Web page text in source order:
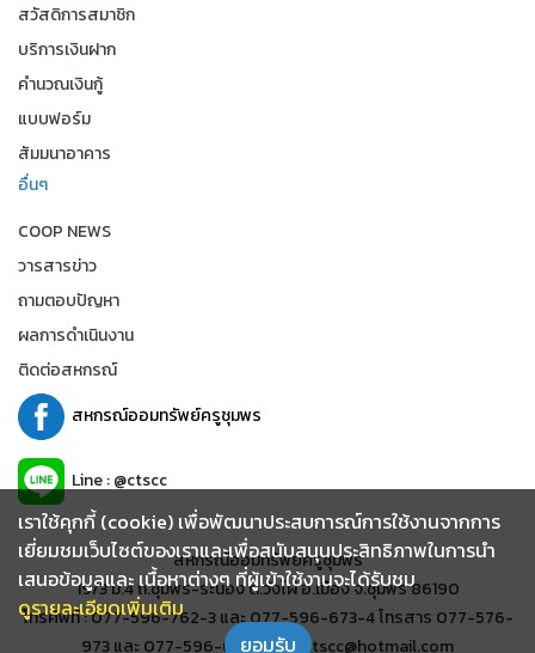
สวัสดิการสมาชิก
บริการเงินฝาก
คำนวณเงินกู้
แบบฟอร์ม
สัมมนาอาคาร
อื่นๆ
COOP NEWS
วารสารข่าว
ถามตอบปัญหา
ผลการดำเนินงาน
ติดต่อสหกรณ์
สหกรณ์ออมทรัพย์ครูชุมพร
Line : @ctscc
สหกรณ์ออมทรัพย์ครูชุมพร
19/3 ม.4 ถ.ชุมพร-ระนอง ต.วังไผ่ อ.เมือง จ.ชุมพร 86190
โทรศัพท์ : 077-596-762-3 และ 077-596-673-4 โทรสาร 077-576-
973 และ 077-596-678 อีเมล์ : ctscc@hotmail.com
เราใช้คุกกี้ (cookie) เพื่อพัฒนาประสบการณ์การใช้งานจากการ
เยี่ยมชมเว็บไซต์ของเราและเพื่อสนับสนุนประสิทธิภาพในการนำ
เสนอข้อมูลและ เนื้อหาต่างๆ ที่ผู้เข้าใช้งานจะได้รับชม
ดูรายละเอียดเพิ่มเติม
ยอมรับ